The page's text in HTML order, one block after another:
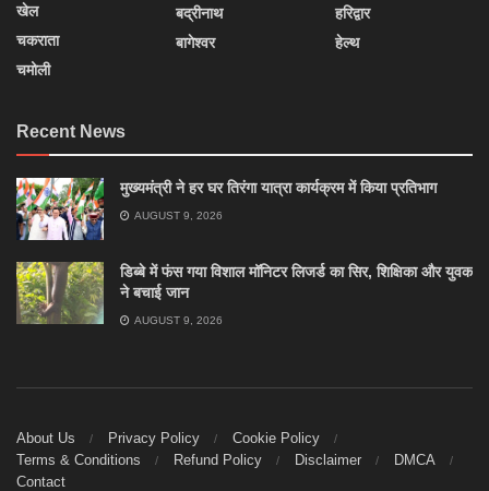
खेल
चकराता
चमोली
बद्रीनाथ
बागेश्वर
हरिद्वार
हेल्थ
Recent News
मुख्यमंत्री ने हर घर तिरंगा यात्रा कार्यक्रम में किया प्रतिभाग
AUGUST 9, 2026
डिब्बे में फंस गया विशाल मॉनिटर लिजर्ड का सिर, शिक्षिका और युवक
ने बचाई जान
AUGUST 9, 2026
About Us Privacy Policy
Cookie Policy
Terms & Conditions
Refund Policy Disclaimer
DMCA
Contact